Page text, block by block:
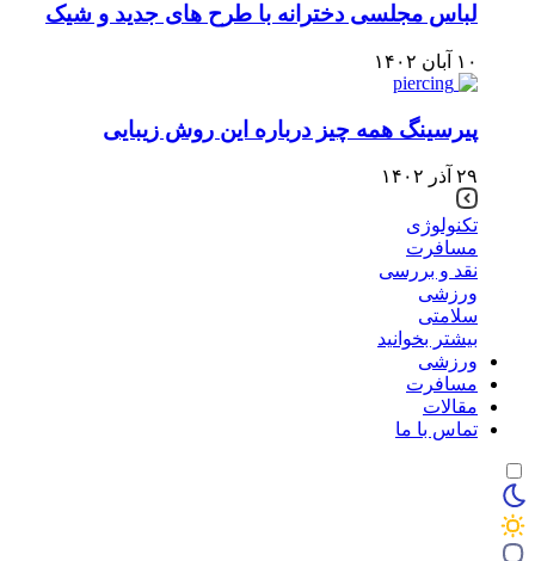
لباس مجلسی دخترانه با طرح های جدید و شیک
۱۰ آبان ۱۴۰۲
پیرسینگ همه چیز درباره این روش زیبایی
۲۹ آذر ۱۴۰۲
تکنولوژی
مسافرت
نقد و بررسی
ورزشی
سلامتی
بیشتر بخوانید
ورزشی
مسافرت
مقالات
تماس با ما